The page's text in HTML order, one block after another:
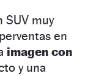
SUV muy
en
imagen con
y una